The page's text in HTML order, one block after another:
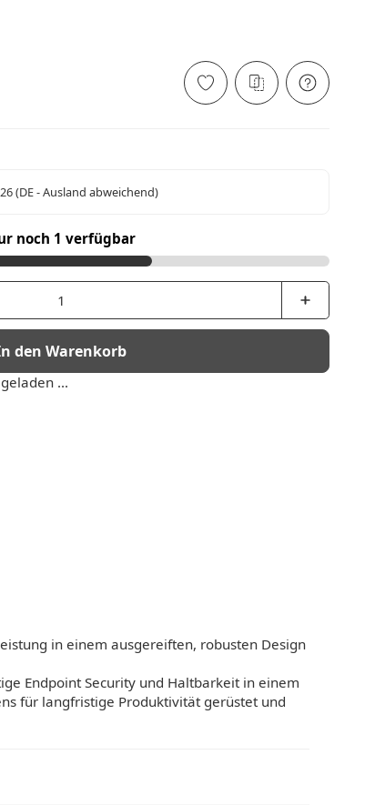
(DE - Ausland abweichend)
noch 1 verfügbar
den Warenkorb
...
in einem ausgereiften, robusten Design
Endpoint Security und Haltbarkeit in einem
für langfristige Produktivität gerüstet und